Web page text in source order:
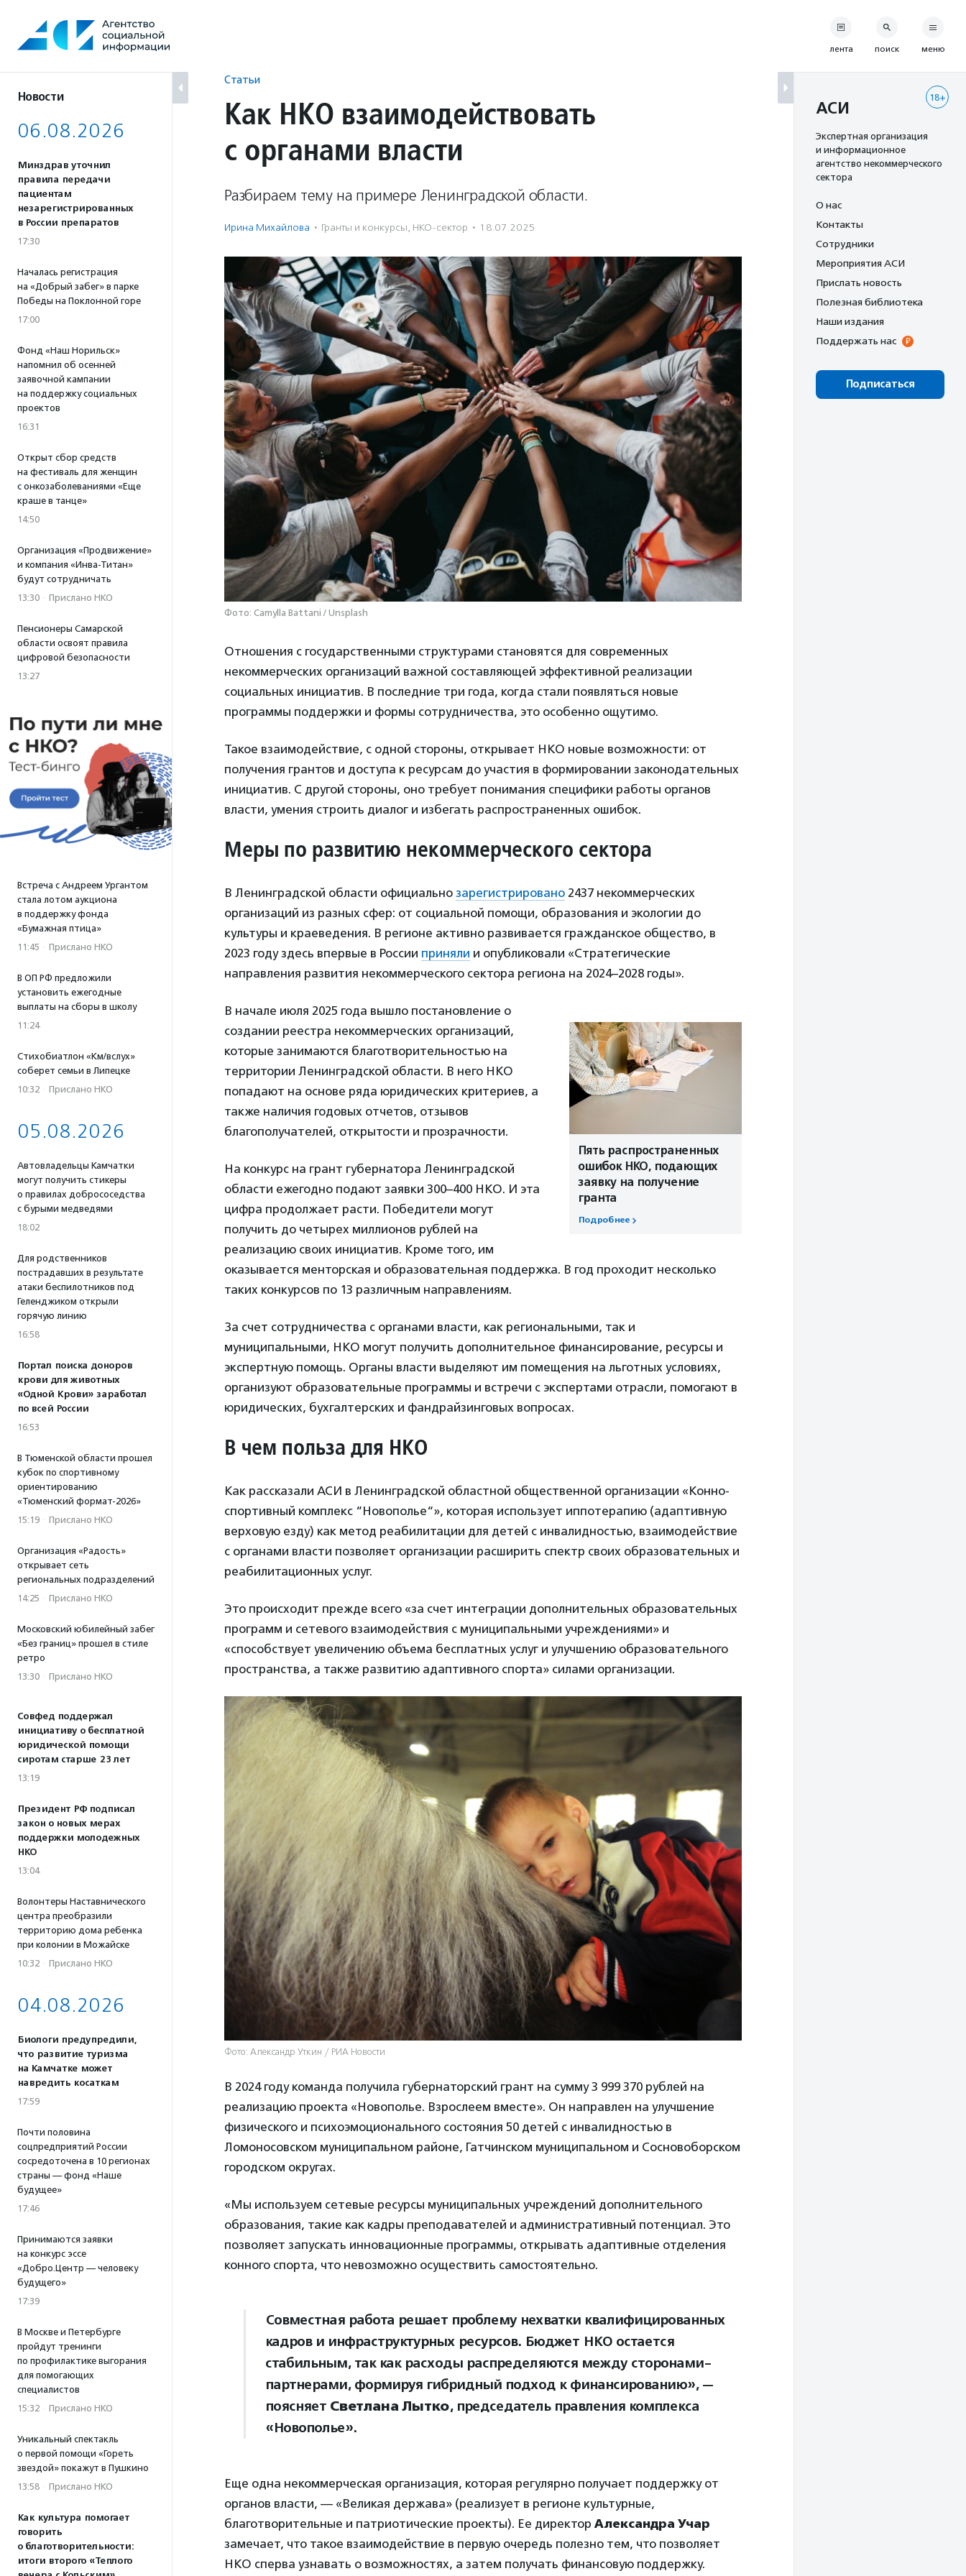
содержанию
Новости
06.08.2026
Минздрав уточнил
правила передачи
пациентам
незарегистрированных
в России препаратов
17:30
Началась регистрация
на «Добрый забег» в парке
Победы на Поклонной горе
17:00
Фонд «Наш Норильск»
напомнил об осенней
заявочной кампании
на поддержку социальных
проектов
16:31
Открыт сбор средств
на фестиваль для женщин
с онкозаболеваниями «Еще
краше в танце»
14:50
Организация «Продвижение»
и компания «Инва-Титан»
будут сотрудничать
13:30 · Прислано НКО
Пенсионеры Самарской
области освоят правила
цифровой безопасности
13:27
Встреча с Андреем Ургантом
стала лотом аукциона
в поддержку фонда
«Бумажная птица»
11:45 · Прислано НКО
В ОП РФ предложили
установить ежегодные
выплаты на сборы в школу
11:24
Стихобиатлон «Км/вслух»
соберет семьи в Липецке
10:32 · Прислано НКО
05.08.2026
Автовладельцы Камчатки
могут получить стикеры
о правилах добрососедства
с бурыми медведями
18:02
Для родственников
пострадавших в результате
атаки беспилотников под
Геленджиком открыли
горячую линию
16:58
Портал поиска доноров
крови для животных
«Одной Крови» заработал
по всей России
16:53
В Тюменской области прошел
кубок по спортивному
ориентированию
«Тюменский формат-2026»
15:19 · Прислано НКО
Организация «Радость»
открывает сеть
региональных подразделений
14:25 · Прислано НКО
Московский юбилейный забег
«Без границ» прошел в стиле
ретро
13:30 · Прислано НКО
Совфед поддержал
инициативу о бесплатной
юридической помощи
сиротам старше 23 лет
13:19
Президент РФ подписал
закон о новых мерах
поддержки молодежных
НКО
13:04
Волонтеры Наставнического
центра преобразили
территорию дома ребенка
при колонии в Можайске
10:32 · Прислано НКО
04.08.2026
Биологи предупредили,
что развитие туризма
на Камчатке может
навредить косаткам
17:59
Почти половина
соцпредприятий России
сосредоточена в 10 регионах
страны — фонд «Наше
будущее»
17:46
Принимаются заявки
на конкурс эссе
«Добро.Центр — человеку
будущего»
17:39
В Москве и Петербурге
пройдут тренинги
по профилактике выгорания
для помогающих
специалистов
15:32 · Прислано НКО
Уникальный спектакль
о первой помощи «Гореть
звездой» покажут в Пушкино
13:58 · Прислано НКО
Как культура помогает
говорить
о благотворительности:
итоги второго «Теплого
Статьи
Как НКО взаимодействовать
с органами власти
Разбираем тему на примере Ленинградской области.
Ирина Михайлова · Гранты и конкурсы, НКО-сектор · 18.07.2025
Фото: Camylla Battani / Unsplash
Отношения с государственными структурами становятся для современных
некоммерческих организаций важной составляющей эффективной реализации
социальных инициатив. В последние три года, когда стали появляться новые
программы поддержки и формы сотрудничества, это особенно ощутимо.
Такое взаимодействие, с одной стороны, открывает НКО новые возможности: от
получения грантов и доступа к ресурсам до участия в формировании законодательных
инициатив. С другой стороны, оно требует понимания специфики работы органов
власти, умения строить диалог и избегать распространенных ошибок.
Меры по развитию некоммерческого сектора
В Ленинградской области официально зарегистрировано 2437 некоммерческих
организаций из разных сфер: от социальной помощи, образования и экологии до
культуры и краеведения. В регионе активно развивается гражданское общество, в
2023 году здесь впервые в России приняли и опубликовали «Стратегические
направления развития некоммерческого сектора региона на 2024–2028 годы».
Пять распространенных
ошибок НКО, подающих
заявку на получение
гранта
Подробнее
В начале июля 2025 года вышло постановление о
создании реестра некоммерческих организаций,
которые занимаются благотворительностью на
территории Ленинградской области. В него НКО
попадают на основе ряда юридических критериев, а
также наличия годовых отчетов, отзывов
благополучателей, открытости и прозрачности.
На конкурс на грант губернатора Ленинградской
области ежегодно подают заявки 300–400 НКО. И эта
цифра продолжает расти. Победители могут
получить до четырех миллионов рублей на
реализацию своих инициатив. Кроме того, им
оказывается менторская и образовательная поддержка. В год проходит несколько
таких конкурсов по 13 различным направлениям.
За счет сотрудничества с органами власти, как региональными, так и
муниципальными, НКО могут получить дополнительное финансирование, ресурсы и
экспертную помощь. Органы власти выделяют им помещения на льготных условиях,
организуют образовательные программы и встречи с экспертами отрасли, помогают в
юридических, бухгалтерских и фандрайзинговых вопросах.
В чем польза для НКО
Как рассказали АСИ в Ленинградской областной общественной организации «Конно-
спортивный комплекс “Новополье“», которая использует иппотерапию (адаптивную
верховую езду) как метод реабилитации для детей с инвалидностью, взаимодействие
с органами власти позволяет организации расширить спектр своих образовательных и
реабилитационных услуг.
Это происходит прежде всего «за счет интеграции дополнительных образовательных
программ и сетевого взаимодействия с муниципальными учреждениями» и
«способствует увеличению объема бесплатных услуг и улучшению образовательного
пространства, а также развитию адаптивного спорта» силами организации.
Фото: Александр Уткин / РИА Новости
В 2024 году команда получила губернаторский грант на сумму 3 999 370 рублей на
реализацию проекта «Новополье. Взрослеем вместе». Он направлен на улучшение
физического и психоэмоционального состояния 50 детей с инвалидностью в
Ломоносовском муниципальном районе, Гатчинском муниципальном и Сосновоборском
городском округах.
«Мы используем сетевые ресурсы муниципальных учреждений дополнительного
образования, такие как кадры преподавателей и административный потенциал. Это
позволяет запускать инновационные программы, открывать адаптивные отделения
конного спорта, что невозможно осуществить самостоятельно.
Совместная работа решает проблему нехватки квалифицированных
кадров и инфраструктурных ресурсов. Бюджет НКО остается
стабильным, так как расходы распределяются между сторонами-
партнерами, формируя гибридный подход к финансированию», —
поясняет Светлана Лытко, председатель правления комплекса
«Новополье».
Еще одна некоммерческая организация, которая регулярно получает поддержку от
органов власти, — «Великая держава» (реализует в регионе культурные,
благотворительные и патриотические проекты). Ее директор Александра Учар
замечает, что такое взаимодействие в первую очередь полезно тем, что позволяет
НКО сперва узнавать о возможностях, а затем получать финансовую поддержку.
лента поиск меню
18+
АСИ
Экспертная организация
и информационное
агентство некоммерческого
сектора
О нас
Контакты
Сотрудники
Мероприятия АСИ
Прислать новость
Полезная библиотека
Наши издания
Поддержать нас
Подписаться